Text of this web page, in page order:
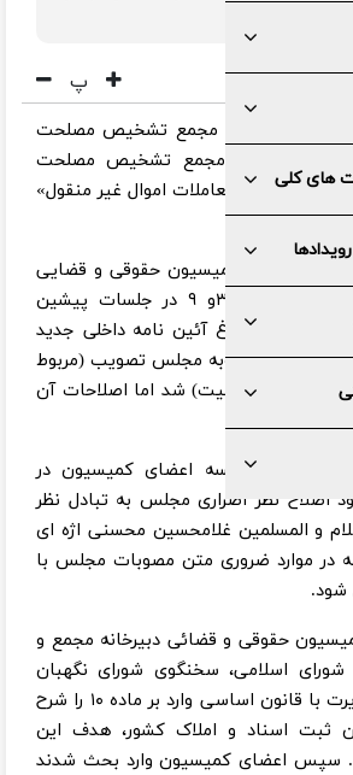
های کلی
پ
و روابط عمومی مجمع تشخیص مصلحت
حقوقی و قضایی مجمع تشخیص مصلحت
ثبت رسمی معاملات اموال غیر منقول»
رحمانی دبیر کمیسیون حقوقی و قضایی
مجمع، گزارشی از بررسی مواد ۱ و ۳و ۹ در جلسات پیشین
با اشاره به ابلاغ آئین نامه داخلی جدید
مجمع، گفت: در جلسه قبل ماده۱۰مصوبه مجلس تصویب (مربوط
راجع به مالکیت) شد اما اصلاحات آن
در ادامه این جلسه اعضای کمیسیون در
اصلاح نظر اصراری مجلس به تبادل نظر
و المسلمین غلامحسین محسنی اژه ای
در موارد ضروری متن مصوبات مجلس با
شود.
حقوقی و قضائی دبیرخانه مجمع و
اسلامی، سخنگوی شورای نگهبان
ایرادات شرعی و مغایرت با قانون اساسی وارد بر ماده ۱۰ را شرح
ثبت اسناد و املاک کشور، هدف این
سپس اعضای کمیسیون وارد بحث شدند